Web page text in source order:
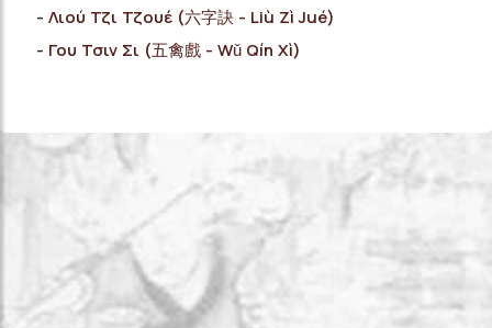
Λιού Τζι Τζουέ (六字訣 - Liù Zì Jué)
Γου Τσιν Σι (五禽戲 - Wǔ Qín Xì)